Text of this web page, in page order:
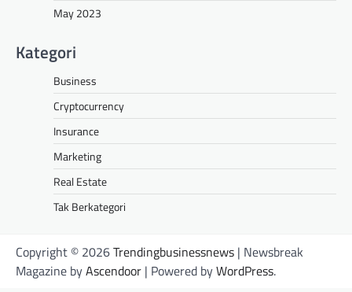
May 2023
Kategori
Business
Cryptocurrency
Insurance
Marketing
Real Estate
Tak Berkategori
Copyright © 2026Trendingbusinessnews | Newsbreak
Magazine byAscendoor | Powered byWordPress.